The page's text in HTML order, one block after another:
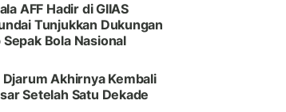
AFF Hadir di GIIAS
Tunjukkan Dukungan
Bola Nasional
Djarum Akhirnya Kembali
Setelah Satu Dekade